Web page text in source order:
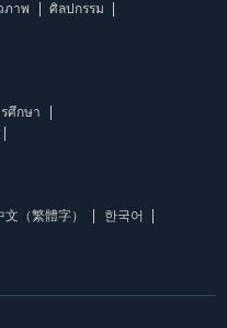
ภาพ
ศิลปกรรม
ศึกษา
文（繁體字）
한국어